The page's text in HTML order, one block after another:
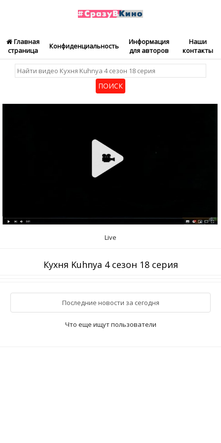
Главная
страница
Конфиденциальность
Информация
для авторов
Наши
контакты
Live
Кухня Kuhnya 4 сезон 18 серия
Последние новости за сегодня
Что еще ищут пользователи